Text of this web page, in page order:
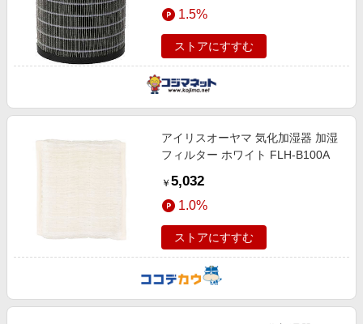
1.5%
ストアにすすむ
アイリスオーヤマ 気化加湿器 加湿
フィルター ホワイト FLH-B100A
￥ 5,032
1.0%
ストアにすすむ